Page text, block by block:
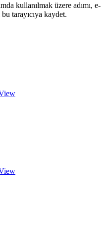
kullanılmak üzere adımı, e-
tarayıcıya kaydet.